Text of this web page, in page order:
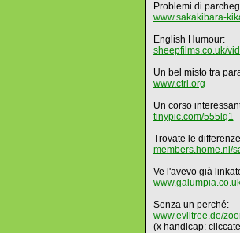
Problemi di
www.sakakibara-
English Humour:
sheepfilms.co.uk/
Un bel misto tra
www.ctrl.org
Un corso
tinypic.com/555lq1
Trovate le
members.home.nl/
Ve l'avevo già
Senza un perché:
www.eviltree.de/
(x handicap: